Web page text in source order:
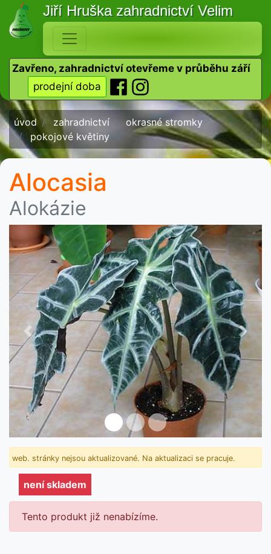
Jiří Hruška zahradnictví Velim
Zavřeno, zahradnictví otevřeme v průběhu září
prodejní doba
úvod zahradnictví
okrasné stromky
pokojové květiny
Alocasia
Alokázie
není skladem
Předchozí Další
web. stránky nejsou aktualizované. Na aktualizaci se pracuje.
není skladem
Tento produkt již nenabízíme.